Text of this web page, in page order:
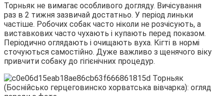
Торньяк не вимагає особливого догляду. Вичісування
раз в 2 тижня зазвичай достатньо. У період линьки
частіше. Робочих собак часто ніколи не розчісують, а
виставкових часто чухають і купають перед показом.
Періодично оглядають і очищають вуха. Кігті в нормі
сточуються самостійно. Дуже важливо з щенячого віку
привчити собаку до гігієнічних процедур.